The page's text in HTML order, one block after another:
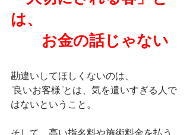
は、
お金の話じゃない
勘違いしてほしくないのは、
“良いお客様”とは、気を遣いすぎる人で
はないということ。
そして、高い指名料や施術料金を払う